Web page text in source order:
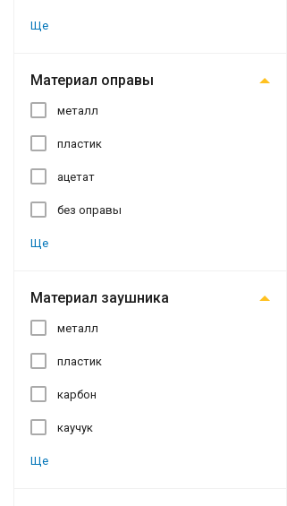
Ще
Материал оправы
металл
пластик
ацетат
без оправы
Ще
Материал заушника
металл
пластик
карбон
каучук
Ще